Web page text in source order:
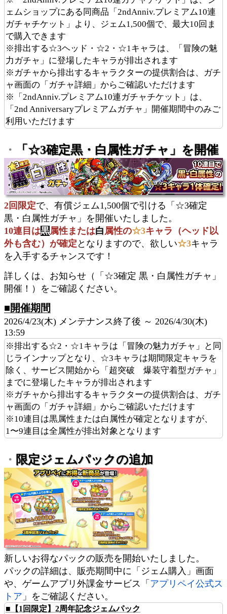
ェムショップにある同商品「2ndAnniv.プレミアム10連
ガチャチケット」より、ジェム1,500個で、最大10回ま
で購入できます
※排出する☆3ヘッド・☆2・☆1キャラは、「冒険の魅
力ガチャ」に登場したキャラが排出されます
※ガチャから排出するキャラクターの提供割合は、ガチ
ャ画面の「ガチャ詳細」からご確認いただけます
※「2ndAnniv.プレミアム10連ガチャチケット」は、
「2nd Anniversaryプレミアムガチャ」開催期間中のみご
利用いただけます
・ 「☆3確定黒・白属性ガチャ」を開催
2回限定で、有償ジェム1,500個で引ける「☆3確定
黒・白属性ガチャ」を開催いたしました。
10連目は黒属性または白属性の☆3キャラ（ヘッド以
外も含む）が確定 となりますので、欲しい☆3キャラ
を入手するチャンスです！
詳しくは、お知らせ（「☆3確定 黒・白属性ガチャ」
開催！）をご確認ください。
■開催期間
2026/4/23(木) メンテナンス終了後 ～ 2026/4/30(木)
13:59
※排出する☆2・☆1キャラは「冒険の魅力ガチャ」と同
じラインナップとなり、☆3キャラは期間限定キャラを
除く、サービス開始から「超突破 爆装守着型ガチャ」
までに登場したキャラが排出されます
※ガチャから排出するキャラクターの提供割合は、ガチ
ャ画面の「ガチャ詳細」からご確認いただけます
※10連目は黒属性または白属性が確定となりますが、
1〜9連目は全属性が排出対象となります
・ 限定ジェムパックの追加
新しいお得なパックの販売を開始いたしました。
パックの詳細は、販売期間中に「ジェム購入」画面
や、ゲームアプリ外課金サービス「 アプリペイ公式ス
トア 」をご確認ください。
■【1回限定】2周年記念ジェムパック